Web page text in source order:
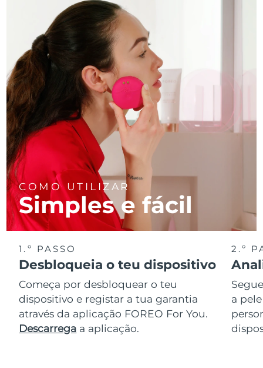
COMO UTILIZAR
Simples e fácil
1.º PASSO
Desbloqueia o teu dispositivo
Começa por desbloquear o teu
dispositivo e registar a tua garantia
através da aplicação FOREO For You.
Descarrega a aplicação.
2.º
a